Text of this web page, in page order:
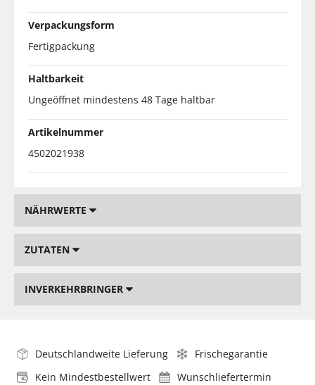
Verpackungsform
Fertigpackung
Haltbarkeit
Ungeöffnet mindestens 48 Tage haltbar
Artikelnummer
4502021938
NÄHRWERTE
ZUTATEN
INVERKEHRBRINGER
Deutschlandweite Lieferung
Frischegarantie
Kein Mindestbestellwert
Wunschliefertermin